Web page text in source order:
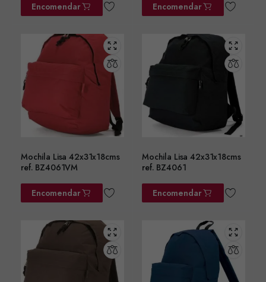
Encomendar Encomendar
Mochila Lisa 42x31x18cms
ref. BZ4061VM
Encomendar
Mochila Lisa 42x31x18cms
ref. BZ4061
Encomendar